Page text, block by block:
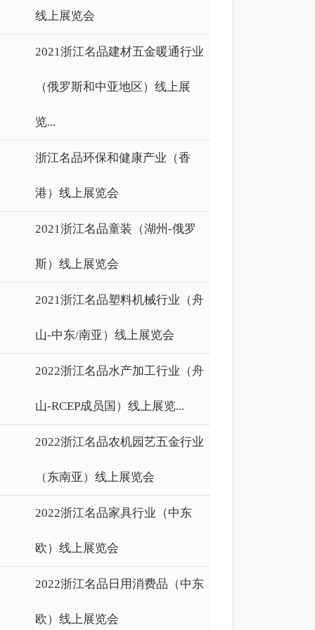
线上展览会
2021浙江名品建材五金暖通行业
（俄罗斯和中亚地区）线上展
览...
浙江名品环保和健康产业（香
港）线上展览会
2021浙江名品童装（湖州-俄罗
斯）线上展览会
2021浙江名品塑料机械行业（舟
山-中东/南亚）线上展览会
2022浙江名品水产加工行业（舟
山-RCEP成员国）线上展览...
2022浙江名品农机园艺五金行业
（东南亚）线上展览会
2022浙江名品家具行业（中东
欧）线上展览会
2022浙江名品日用消费品（中东
欧）线上展览会